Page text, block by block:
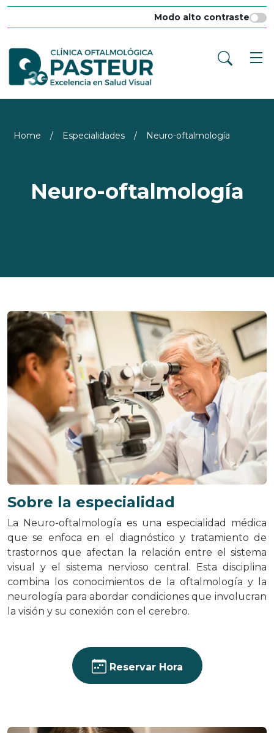
Modo alto contraste
Home / Especialidades / Neuro-oftalmología
Neuro-oftalmología
Sobre la especialidad
La Neuro-oftalmología es una especialidad médica
que se enfoca en el diagnóstico y tratamiento de
trastornos que afectan la relación entre el sistema
visual y el sistema nervioso central. Esta disciplina
combina los conocimientos de la oftalmología y la
neurología para abordar condiciones que involucran
la visión y su conexión con el cerebro.
Reservar Hora